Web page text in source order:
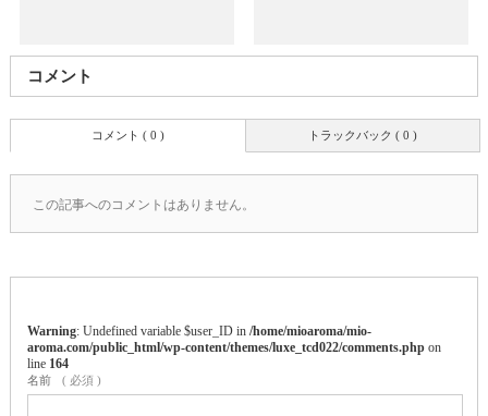
コメント
トラックバック ( 0 )
コメント ( 0 )
この記事へのコメントはありません。
Warning : Undefined variable $user_ID in /home/mioaroma/mio-
aroma.com/public_html/wp-content/themes/luxe_tcd022/comments.phpon
line 164
名前 ( 必須 )